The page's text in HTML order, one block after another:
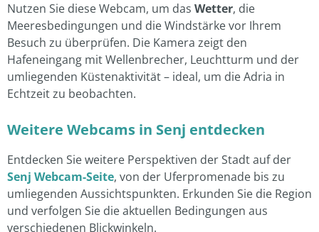
Nutzen Sie diese Webcam, um das Wetter, die
Meeresbedingungen und die Windstärke vor Ihrem
Besuch zu überprüfen. Die Kamera zeigt den
Hafeneingang mit Wellenbrecher, Leuchtturm und der
umliegenden Küstenaktivität – ideal, um die Adria in
Echtzeit zu beobachten.
Weitere Webcams in Senj entdecken
Entdecken Sie weitere Perspektiven der Stadt auf der
Senj Webcam-Seite, von der Uferpromenade bis zu
umliegenden Aussichtspunkten. Erkunden Sie die Region
und verfolgen Sie die aktuellen Bedingungen aus
verschiedenen Blickwinkeln.